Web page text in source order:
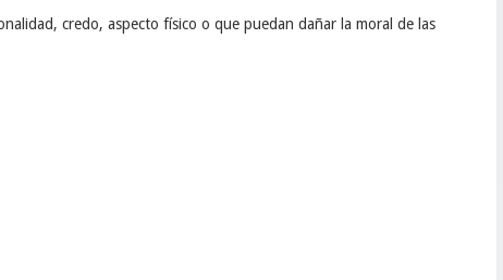
credo, aspecto físico o que puedan dañar la moral de las